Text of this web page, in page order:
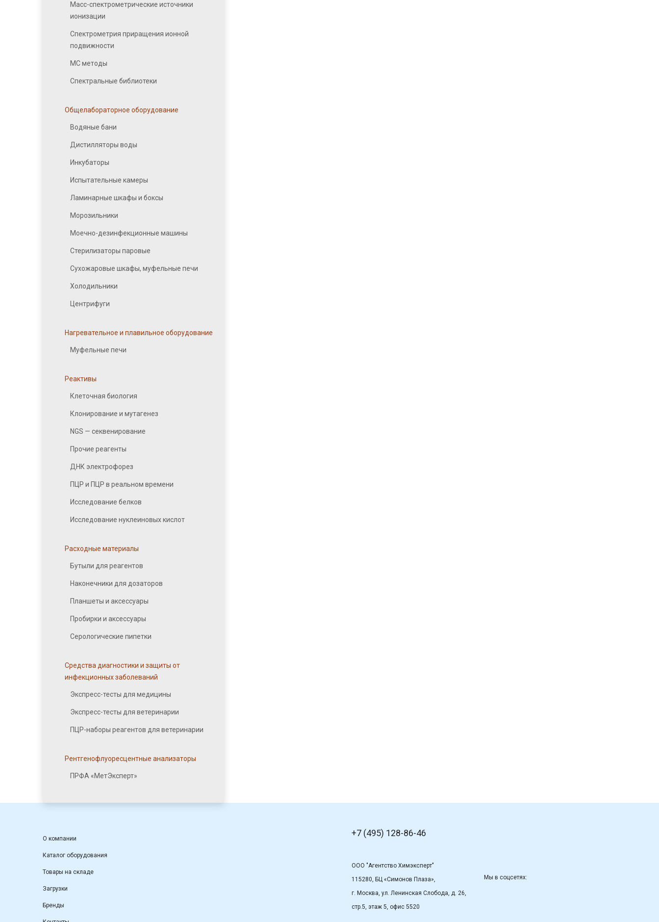
Масс-спектрометрические источники
ионизации
Спектрометрия приращения ионной
подвижности
МС методы
Спектральные библиотеки
Общелабораторное оборудование
Водяные бани
Дистилляторы воды
Инкубаторы
Испытательные камеры
Ламинарные шкафы и боксы
Морозильники
Моечно-дезинфекционные машины
Стерилизаторы паровые
Сухожаровые шкафы, муфельные печи
Холодильники
Центрифуги
Нагревательное и плавильное оборудование
Муфельные печи
Реактивы
Клеточная биология
Клонирование и мутагенез
NGS — секвенирование
Прочие реагенты
ДНК электрофорез
ПЦР и ПЦР в реальном времени
Исследование белков
Исследование нуклеиновых кислот
Расходные материалы
Бутыли для реагентов
Наконечники для дозаторов
Планшеты и аксессуары
Пробирки и аксессуары
Серологические пипетки
Средства диагностики и защиты от
инфекционных заболеваний
Экспресс-тесты для медицины
Экспресс-тесты для ветеринарии
ПЦР-наборы реагентов для ветеринарии
Рентгенофлуоресцентные анализаторы
ПРФА «МетЭксперт»
О компании
Каталог оборудования
Товары на складе
Загрузки
Бренды
+7 (495) 128-86-46
ООО "Агентство Химэксперт"
115280, БЦ «Симонов Плаза»,
г. Москва, ул. Ленинская Слобода, д. 26,
стр.5, этаж 5, офис 5520
Мы в соцсетях: